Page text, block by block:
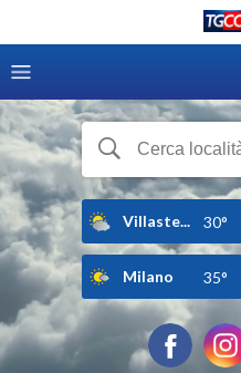
Villaste... 30°
Milano 35°